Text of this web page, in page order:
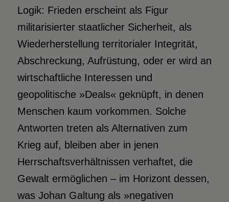
Logik: Frieden erscheint als Figur
militarisierter staatlicher Sicherheit, als
Wiederherstellung territorialer Integrität,
Abschreckung, Aufrüstung, oder er wird an
wirtschaftliche Interessen und
geopolitische »Deals« geknüpft, in denen
Menschen kaum vorkommen. Solche
Antworten treten als Alternativen zum
Krieg auf, bleiben aber in jenen
Herrschaftsverhältnissen verhaftet, die
Gewalt ermöglichen – im Horizont dessen,
was Johan Galtung als »negativen